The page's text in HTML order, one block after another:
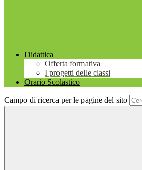
Didattica
Offerta formativa
I progetti delle classi
Orario Scolastico
Campo di ricerca per le pagine del sito